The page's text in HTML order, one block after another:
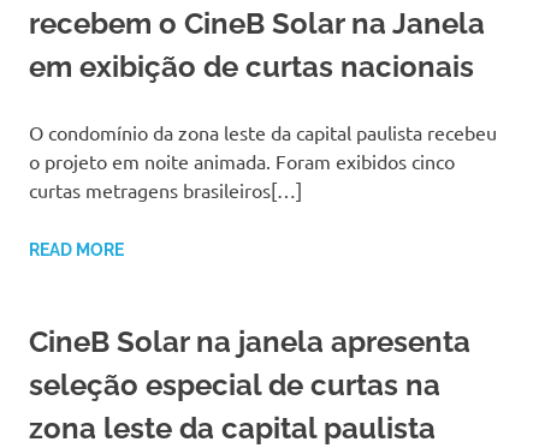
recebem o CineB Solar na Janela
em exibição de curtas nacionais
O condomínio da zona leste da capital paulista recebeu
o projeto em noite animada. Foram exibidos cinco
curtas metragens brasileiros[…]
READ MORE
CineB Solar na janela apresenta
seleção especial de curtas na
zona leste da capital paulista